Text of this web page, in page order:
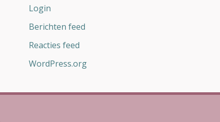
Login
Berichten feed
Reacties feed
WordPress.org